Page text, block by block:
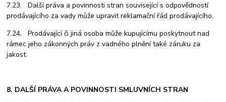
7.23. Další práva a povinnosti stran související s odpovědností
prodávajícího za vady může upravit reklamační řád prodávajícího.
7.24. Prodávající či jiná osoba může kupujícímu poskytnout nad
rámec jeho zákonných práv z vadného plnění také záruku za
jakost.
8. DALŠÍ PRÁVA A POVINNOSTI SMLUVNÍCH STRAN